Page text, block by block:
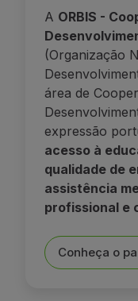
A ORBIS -
(Organização
área de
expressão
acesso à
qualidade de
assistência
profissional e
Conheça o